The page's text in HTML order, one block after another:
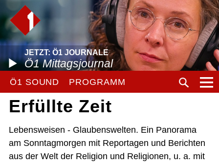
JETZT: Ö1 JOURNALE
Ö1 Mittagsjournal
Ö1 SOUND PROGRAMM
Erfüllte Zeit
Lebensweisen - Glaubenswelten. Ein Panorama
am Sonntagmorgen mit Reportagen und Berichten
aus der Welt der Religion und Religionen, u. a. mit